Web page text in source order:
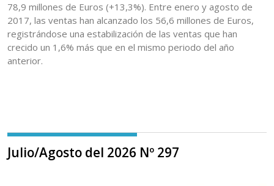
78,9 millones de Euros (+13,3%). Entre enero y agosto de
2017, las ventas han alcanzado los 56,6 millones de Euros,
registrándose una estabilización de las ventas que han
crecido un 1,6% más que en el mismo periodo del año
anterior.
Julio/Agosto del 2026 Nº 297